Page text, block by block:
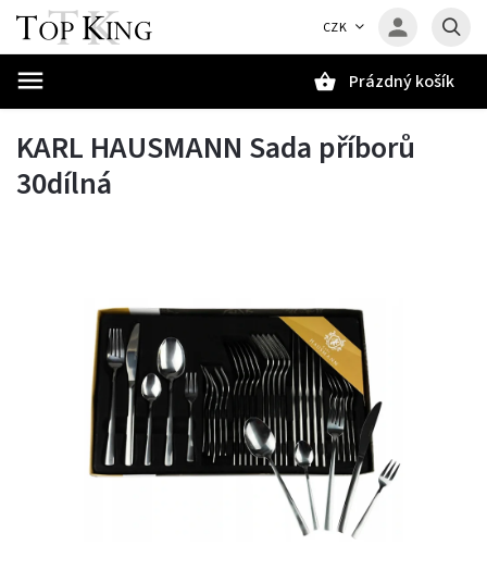
CZK
Prázdný košík
KARL HAUSMANN Sada příborů
30dílná